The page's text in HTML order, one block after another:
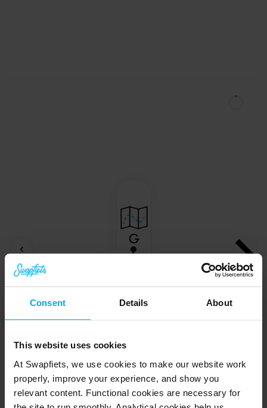
Consent Details About
This website uses cookies
At Swapfiets, we use cookies to make our website work
properly, improve your experience, and show you
relevant content. Functional cookies are necessary for
G
r
m
o
h
e
d